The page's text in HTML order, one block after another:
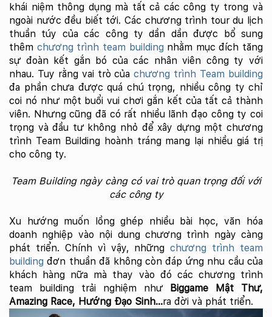
khái niệm thông dụng mà tất cả các công ty trong và
ngoài nước đều biết tới. Các chương trình tour du lịch
thuần túy của các công ty dần dần được bổ sung
thêm chương trình team building nhằm mục đích tăng
sự đoàn kết gắn bó của các nhân viên công ty với
nhau. Tuy rằng vai trò củachương trình Team building
đa phần chưa được quá chú trọng, nhiều công ty chỉ
coi nó như một buổi vui chơi gắn kết của tất cả thành
viên. Nhưng cũng đã có rất nhiều lãnh đạo công ty coi
trọng và đầu tư không nhỏ để xây dựng một chương
trình Team Building hoành tráng mang lại nhiều giá trị
cho công ty.
Team Building ngày càng có vai trò quan trọng đối với
các công ty
Xu hướng muốn lồng ghép nhiều bài học, văn hóa
doanh nghiệp vào nội dung chương trình ngày càng
phát triển. Chính vì vậy, nhữngchương trình team
building đơn thuần đã không còn đáp ứng nhu cầu của
khách hàng nữa mà thay vào đó các chương trình
team building trải nghiệm như Biggame Mật Thư,
Amazing Race, Hướng Đạo Sinh…ra đời và phát triển.